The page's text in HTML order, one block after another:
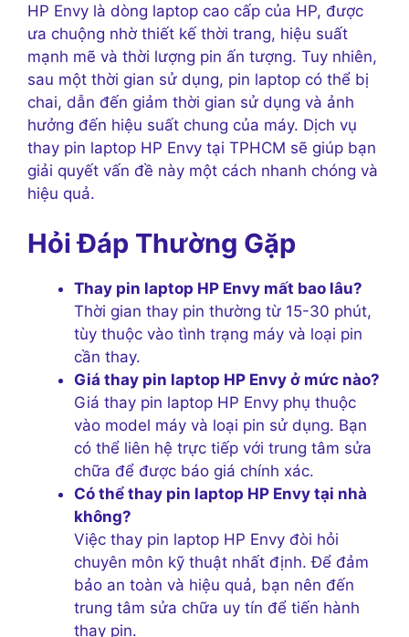
HP Envy là dòng laptop cao cấp của HP, được
ưa chuộng nhờ thiết kế thời trang, hiệu suất
mạnh mẽ và thời lượng pin ấn tượng. Tuy nhiên,
sau một thời gian sử dụng, pin laptop có thể bị
chai, dẫn đến giảm thời gian sử dụng và ảnh
hưởng đến hiệu suất chung của máy. Dịch vụ
thay pin laptop HP Envy tại TPHCM sẽ giúp bạn
giải quyết vấn đề này một cách nhanh chóng và
hiệu quả.
Hỏi Đáp Thường Gặp
Thay pin laptop HP Envy mất bao lâu?
Thời gian thay pin thường từ 15-30 phút,
tùy thuộc vào tình trạng máy và loại pin
cần thay.
Giá thay pin laptop HP Envy ở mức nào?
Giá thay pin laptop HP Envy phụ thuộc
vào model máy và loại pin sử dụng. Bạn
có thể liên hệ trực tiếp với trung tâm sửa
chữa để được báo giá chính xác.
Có thể thay pin laptop HP Envy tại nhà
không?
Việc thay pin laptop HP Envy đòi hỏi
chuyên môn kỹ thuật nhất định. Để đảm
bảo an toàn và hiệu quả, bạn nên đến
trung tâm sửa chữa uy tín để tiến hành
thay pin.